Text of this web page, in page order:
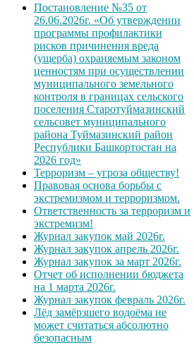
Постановление №35 от
26.06.2026г. «Об утверждении
программы профилактики
рисков причинения вреда
(ущерба) охраняемым законом
ценностям при осуществлении
муниципального земельного
контроля в границах сельского
поселения Старотуймазинский
сельсовет муниципального
района Туймазинский район
Республики Башкортостан на
2026 год»
Терроризм – угроза обществу!
Правовая основа борьбы с
экстремизмом и терроризмом.
Ответственность за терроризм и
экстремизм!
Журнал закупок май 2026г.
Журнал закупок апрель 2026г.
Журнал закупок за март 2026г.
Отчет об исполнении бюджета
на 1 марта 2026г.
Журнал закупок февраль 2026г.
Лёд замёрзшего водоёма не
может считаться абсолютно
безопасным